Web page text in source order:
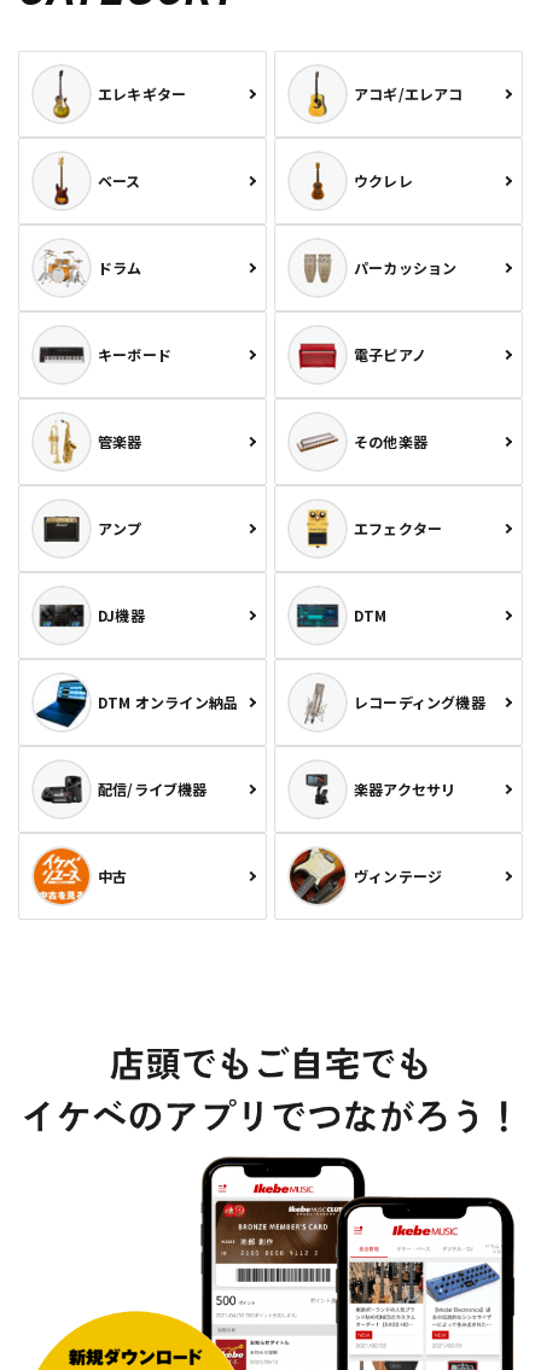
エレキギター アコギ/エレアコ
ベース ウクレレ
ドラム パーカッション
キーボード 電子ピアノ
管楽器 その他楽器
アンプ エフェクター
DJ機器 DTM
DTM オンライン納品 レコーディング機器
配信/ライブ機器 楽器アクセサリ
中古 ヴィンテージ